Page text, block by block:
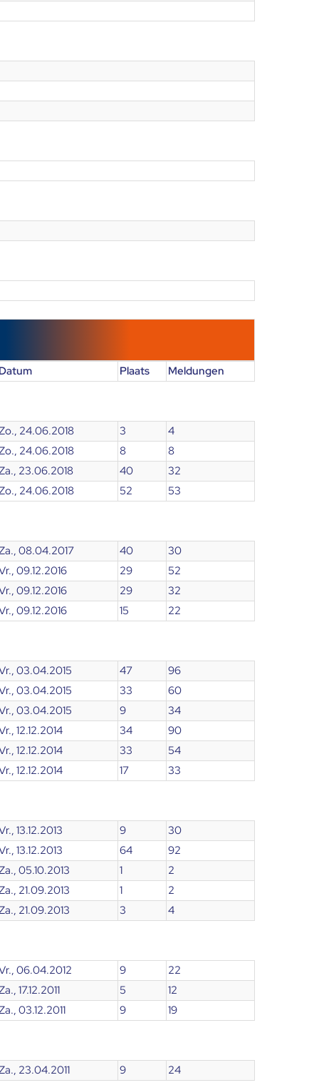
Plaats Meldungen
24.06.2018 3
4
24.06.2018
8
8
23.06.2018
40
32
24.06.2018
52 53
08.04.2017 40
30
09.12.2016
29
52
09.12.2016
29
32
09.12.2016
15 22
03.04.2015 47
96
03.04.2015
33
60
03.04.2015
9
34
12.12.2014
34
90
12.12.2014
33
54
12.12.2014
17 33
13.12.2013 9
30
13.12.2013
64
92
05.10.2013
1
2
21.09.2013
1
2
21.09.2013
3 4
06.04.2012 9
22
17.12.2011
5
12
03.12.2011
9 19
23.04.2011 9 24